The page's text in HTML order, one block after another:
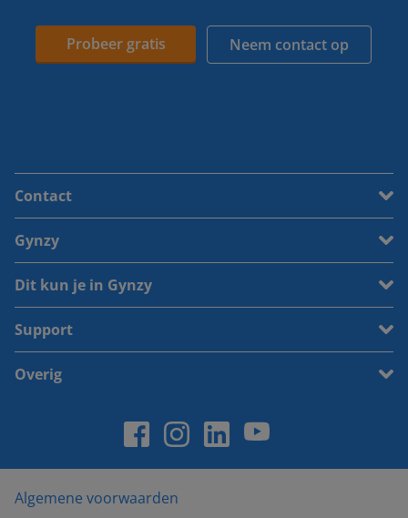
Probeer gratis Neem contact op
Contact
Gynzy
Dit kun je in Gynzy
Support
Overig
Algemene voorwaarden